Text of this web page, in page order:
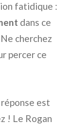
fatidique :
dans ce
cherchez
percer ce
est
! Le Rogan